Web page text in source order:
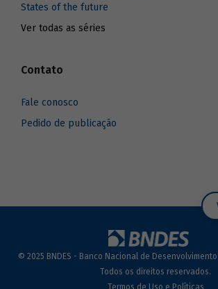
States of the future
Ver todas as séries
Contato
Fale conosco
Pedido de publicação
© 2025 BNDES - Banco Nacional de
Todos os direitos reservados.
Termos de Uso e Políticas